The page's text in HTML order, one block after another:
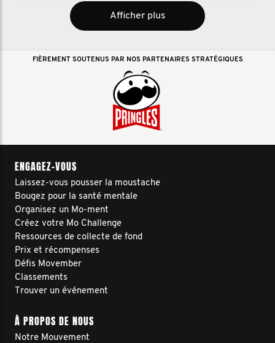
Afficher plus
FIÈREMENT SOUTENUS PAR NOS PARTENAIRES STRATÉGIQUES
ENGAGEZ-VOUS
Laissez-vous pousser la moustache
Bougez pour la santé mentale
Organisez un Mo-ment
Créez votre Mo Challenge
Ressources de collecte de fond
Prix et récompenses
Défis Movember
Classements
Trouver un événement
À PROPOS DE NOUS
Notre Mouvement